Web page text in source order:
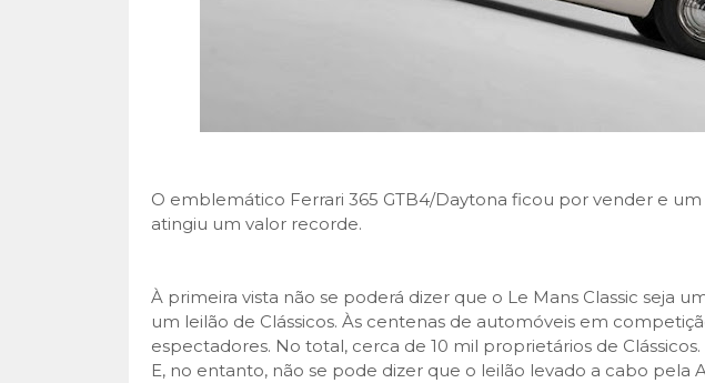
O emblemático Ferrari 365 GTB4/Daytona ficou por vender e
atingiu um valor recorde.
À primeira vista não se poderá dizer que o Le Mans Classic seja
um leilão de Clássicos. Às centenas de automóveis em
espectadores. No total, cerca de 10 mil proprietários de Clássicos.
E, no entanto, não se pode dizer que o leilão levado a cabo pela